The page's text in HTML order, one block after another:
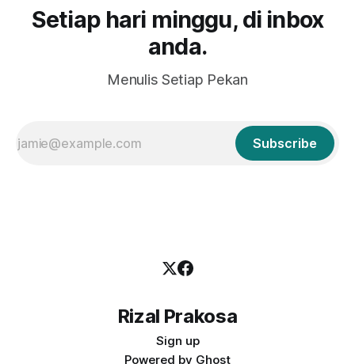
Setiap hari minggu, di inbox
anda.
Menulis Setiap Pekan
Subscribe
Rizal Prakosa
Sign up
Powered by Ghost